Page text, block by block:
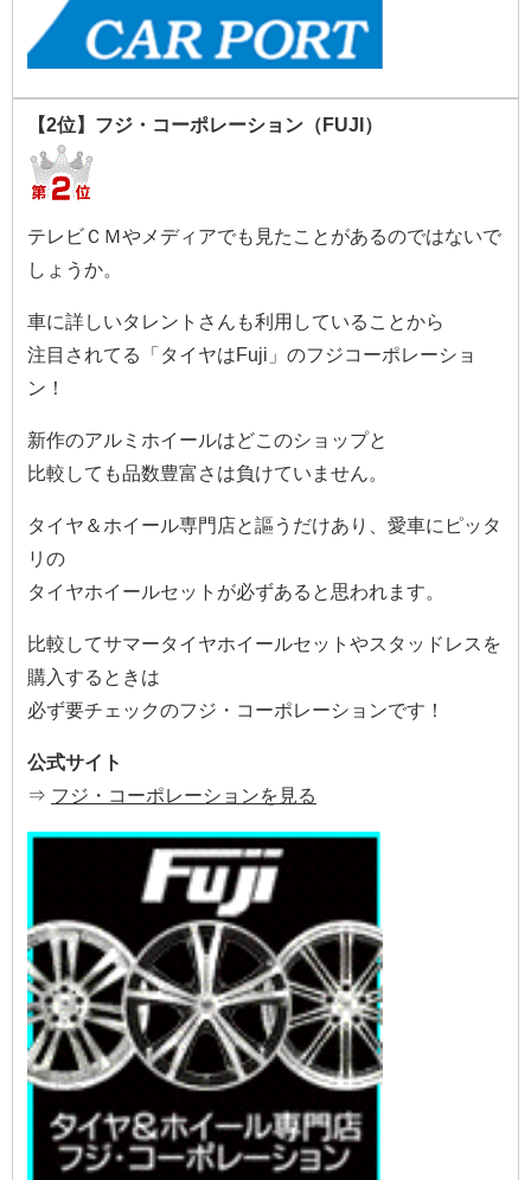
【2位】フジ・コーポレーション（FUJI）
テレビＣＭやメディアでも見たことがあるのではないで
しょうか。
車に詳しいタレントさんも利用していることから
注目されてる「タイヤはFuji」のフジコーポレーショ
ン！
新作のアルミホイールはどこのショップと
比較しても品数豊富さは負けていません。
タイヤ＆ホイール専門店と謳うだけあり、愛車にピッタ
リの
タイヤホイールセットが必ずあると思われます。
比較してサマータイヤホイールセットやスタッドレスを
購入するときは
必ず要チェックのフジ・コーポレーションです！
公式サイト
⇒ フジ・コーポレーションを見る